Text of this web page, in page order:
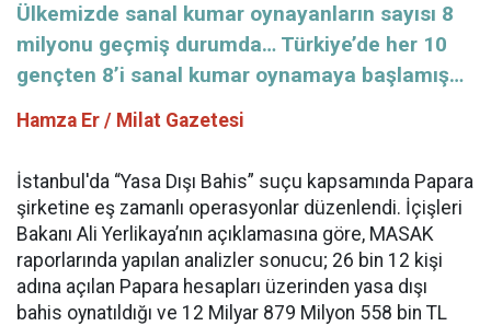
Ülkemizde sanal kumar oynayanların sayısı 8
milyonu geçmiş durumda… Türkiye’de her 10
gençten 8’i sanal kumar oynamaya başlamış…
Hamza Er / Milat Gazetesi
İstanbul'da “Yasa Dışı Bahis” suçu kapsamında Papara
şirketine eş zamanlı operasyonlar düzenlendi. İçişleri
Bakanı Ali Yerlikaya’nın açıklamasına göre, MASAK
raporlarında yapılan analizler sonucu; 26 bin 12 kişi
adına açılan Papara hesapları üzerinden yasa dışı
bahis oynatıldığı ve 12 Milyar 879 Milyon 558 bin TL